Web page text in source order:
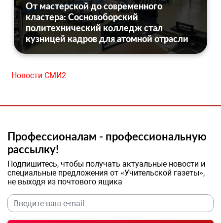
От мастерской до современного
кластера: Сосновоборский
политехнический колледж стал
кузницей кадров для атомной отрасли
Новости СМИ2
Профессионалам - профессиональную
рассылку!
Подпишитесь, чтобы получать актуальные новости и
специальные предложения от «Учительской газеты»,
не выходя из почтового ящика